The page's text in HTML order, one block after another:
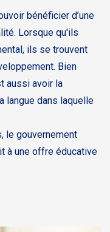
bénéficier d’une
Lorsque qu'ils
ils se trouvent
Bien
aussi avoir la
langue dans laquelle
le gouvernement
à une offre éducative